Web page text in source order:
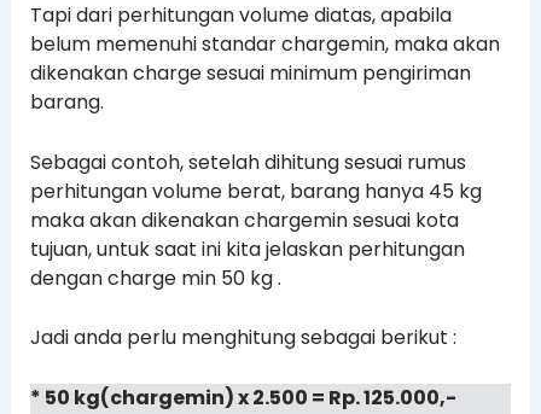
Tapi dari perhitungan volume diatas, apabila
belum memenuhi standar chargemin, maka akan
dikenakan charge sesuai minimum pengiriman
barang.
Sebagai contoh, setelah dihitung sesuai rumus
perhitungan volume berat, barang hanya 45 kg
maka akan dikenakan chargemin sesuai kota
tujuan, untuk saat ini kita jelaskan perhitungan
dengan charge min 50 kg .
Jadi anda perlu menghitung sebagai berikut :
* 50 kg(chargemin) x 2.500 = Rp. 125.000,-